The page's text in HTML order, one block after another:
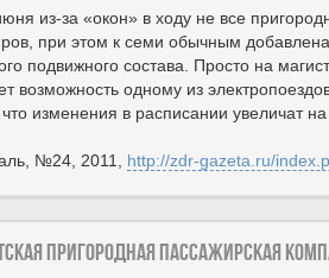
из-за «окон» в ходу не все
при этом к семи обычным
подвижного состава. Просто на
возможность одному из
что изменения в расписании увеличат
№24, 2011, http://zdr-gazeta.ru/
пригородная пассажирская